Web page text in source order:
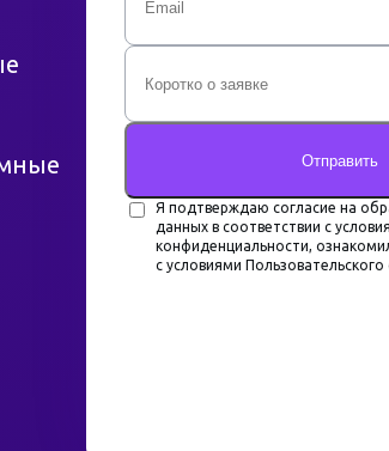
Отправить
Я подтверждаю согласие на
данных в соответствии с
конфиденциальности,
с условиями Пользовательского